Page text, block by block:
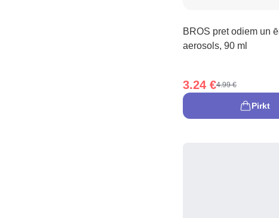
BROS pret odiem un
aerosols, 90 ml
3.24 €4.99 €
Pirkt